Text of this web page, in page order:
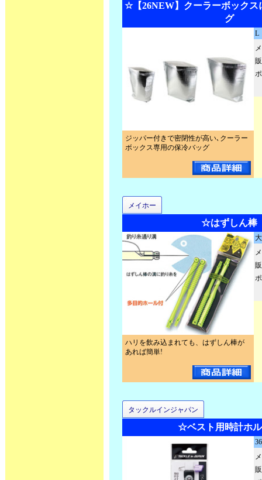
☆【26NEW】クーラーボックス
グ
ジッパー付きで密閉性が高い､クーラー
ボックス専用の保冷バッグ
L
メイホー
☆はずしん棒
ハリを飲み込まれても、はずしん棒が
あれば簡単!
タックルインジャパン
☆ベスト用時計ホ